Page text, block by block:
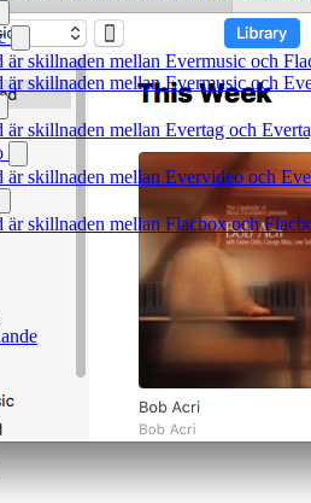
är skillnaden mellan Evermusic och
är skillnaden mellan Evermusic och
är skillnaden mellan Evertag och
är skillnaden mellan Evervideo och
är skillnaden mellan Flacbox och